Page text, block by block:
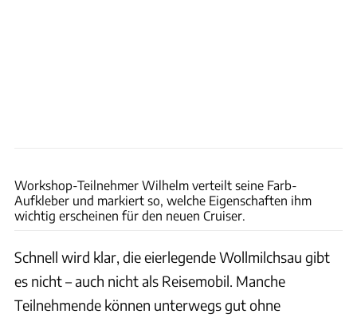
Workshop-Teilnehmer Wilhelm verteilt seine Farb-
Aufkleber und markiert so, welche Eigenschaften ihm
wichtig erscheinen für den neuen Cruiser.
Schnell wird klar, die eierlegende Wollmilchsau gibt
es nicht – auch nicht als Reisemobil. Manche
Teilnehmende können unterwegs gut ohne